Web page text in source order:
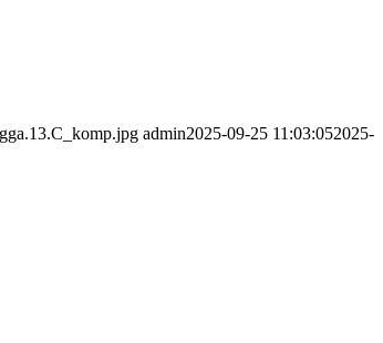
admin2025-09-25 11:03:052025-